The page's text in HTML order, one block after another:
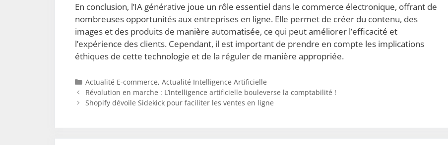
En conclusion, l’IA générative joue un rôle essentiel dans le commerce électronique, offrant de
nombreuses opportunités aux entreprises en ligne. Elle permet de créer du contenu, des
images et des produits de manière automatisée, ce qui peut améliorer l’efficacité et
l’expérience des clients. Cependant, il est important de prendre en compte les implications
éthiques de cette technologie et de la réguler de manière appropriée.
Catégories
Actualité E-commerce,Actualité Intelligence Artificielle
Révolution en marche : L’intelligence artificielle bouleverse la comptabilité !
Shopify dévoile Sidekick pour faciliter les ventes en ligne